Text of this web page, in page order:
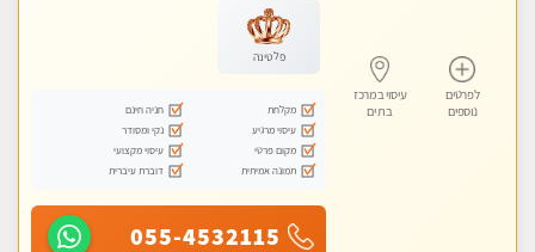
לפרטים
נוספים
עיסוי במרכז
בת ים
פלטינה
מקלחת
חניה חינם
עיסוי מרגיע
נקי ומסודר
מקום פרטי
עיסוי מקצועי
תמונה אמיתית
דוברת עיברית
055-4532115